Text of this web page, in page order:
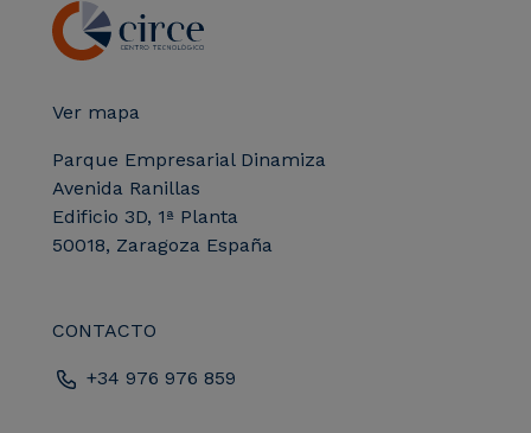
Ver mapa
Parque Empresarial Dinamiza
Avenida Ranillas
Edificio 3D, 1ª Planta
50018, Zaragoza España
CONTACTO
+34 976 976 859